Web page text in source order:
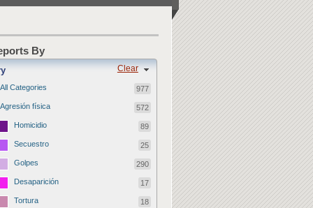
By
Clear
All Categories 977
Agresión física 572
Homicidio 89
Secuestro 25
Golpes 290
Desaparición 17
Tortura 18